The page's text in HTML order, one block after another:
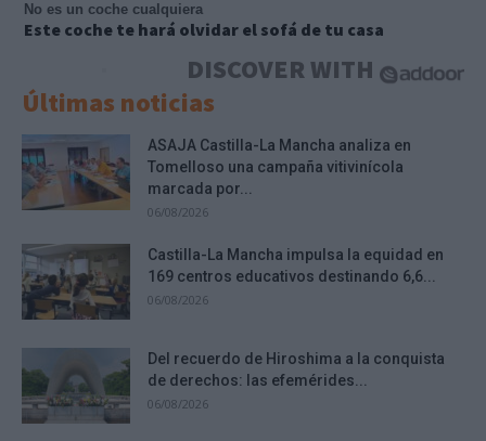
No es un coche cualquiera
Este coche te hará olvidar el sofá de tu casa
DISCOVER WITH
Últimas noticias
ASAJA Castilla-La Mancha analiza en
Tomelloso una campaña vitivinícola
marcada por...
06/08/2026
Castilla-La Mancha impulsa la equidad en
169 centros educativos destinando 6,6...
06/08/2026
Del recuerdo de Hiroshima a la conquista
de derechos: las efemérides...
06/08/2026